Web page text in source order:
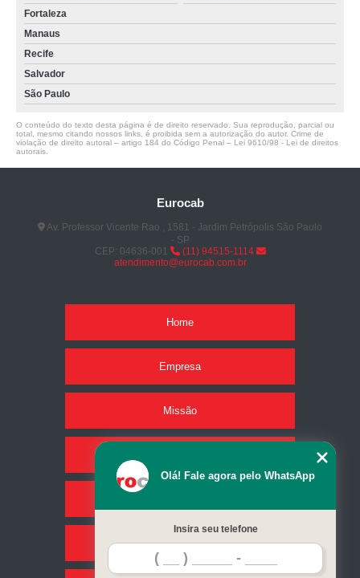
Fortaleza
Manaus
Recife
Salvador
São Paulo
O conteúdo do texto desta página é de direito reservado. Sua reprodução, parcial ou
total, mesmo citando nossos links, é proibida sem a autorização do autor. Crime de
violação de direito autoral – artigo 184 do Código Penal – Lei 9610/98 - Lei de direitos
autorais
Eurocab
Av. Professor Vicente Rao , 1581 - Jardim Petrópolis São Paulo
- SP
CEP: 04636-001
(11) 94515-1114
atendimento@eurocab.com.br
Home
Empresa
Missão
Contato
Olá! Fale agora pelo WhatsApp
Insira seu telefone